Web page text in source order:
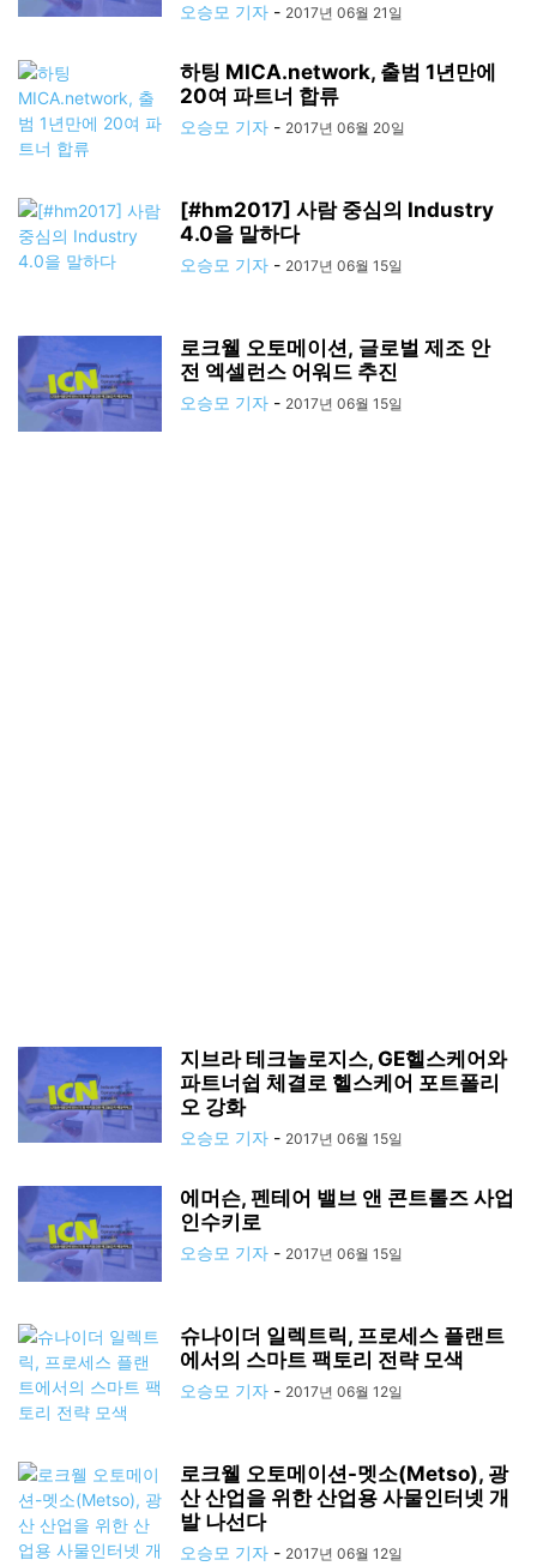
오승모 기자 - 2017년 06월 21일
하팅 MICA.network, 출범 1년만에
20여 파트너 합류
오승모 기자 - 2017년 06월 20일
[#hm2017] 사람 중심의 Industry
4.0을 말하다
오승모 기자 - 2017년 06월 15일
로크웰 오토메이션, 글로벌 제조 안
전 엑셀런스 어워드 추진
오승모 기자 - 2017년 06월 15일
지브라 테크놀로지스, GE헬스케어와
파트너쉽 체결로 헬스케어 포트폴리
오 강화
오승모 기자 - 2017년 06월 15일
에머슨, 펜테어 밸브 앤 콘트롤즈 사업
인수키로
오승모 기자 - 2017년 06월 15일
슈나이더 일렉트릭, 프로세스 플랜트
에서의 스마트 팩토리 전략 모색
오승모 기자 - 2017년 06월 12일
로크웰 오토메이션-멧소(Metso), 광
산 산업을 위한 산업용 사물인터넷 개
발 나선다
오승모 기자 - 2017년 06월 12일